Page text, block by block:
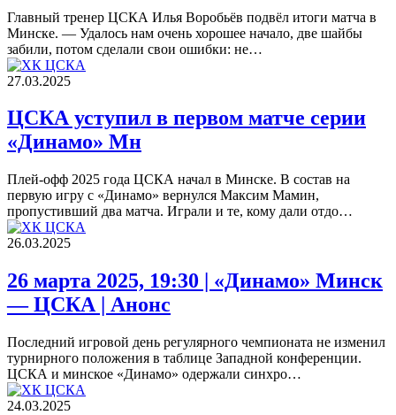
Главный тренер ЦСКА Илья Воробьёв подвёл итоги матча в
Минске. — Удалось нам очень хорошее начало, две шайбы
забили, потом сделали свои ошибки: не…
27.03.2025
ЦСКА уступил в первом матче серии
«Динамо» Мн
Плей-офф 2025 года ЦСКА начал в Минске. В состав на
первую игру с «Динамо» вернулся Максим Мамин,
пропустивший два матча. Играли и те, кому дали отдо…
26.03.2025
26 марта 2025, 19:30 | «Динамо» Минск
— ЦСКА | Анонс
Последний игровой день регулярного чемпионата не изменил
турнирного положения в таблице Западной конференции.
ЦСКА и минское «Динамо» одержали синхро…
24.03.2025